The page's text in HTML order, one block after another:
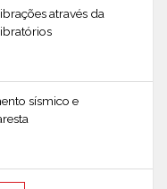
através da
sísmico e